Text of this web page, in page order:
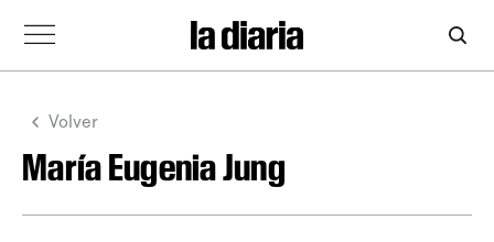
Volver
María Eugenia Jung